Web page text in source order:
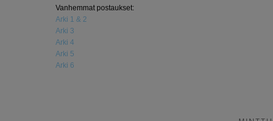
Vanhemmat postaukset:
Arki 1 & 2
Arki 3
Arki 4
Arki 5
Arki 6